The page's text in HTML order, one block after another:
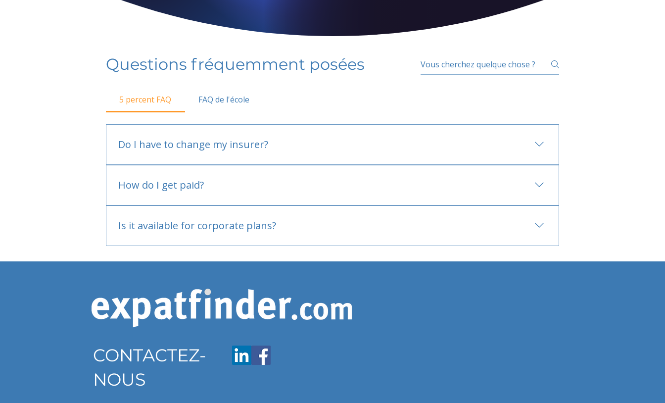
Questions fréquemment posées
5 percent FAQ FAQ de l'école
Do I have to change my insurer?
How do I get paid?
Is it available for corporate plans?
CONTACTEZ-
NOUS